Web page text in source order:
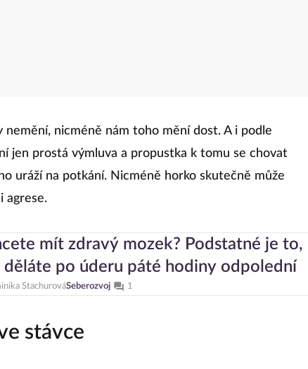
nicméně nám toho mění dost. A i podle
jen prostá výmluva a propustka k tomu se chovat
uráží na potkání. Nicméně horko skutečně může
agrese.
mít zdravý mozek? Podstatné je to,
děláte po úderu páté hodiny odpolední
StachurováSeberozvoj 1
stávce